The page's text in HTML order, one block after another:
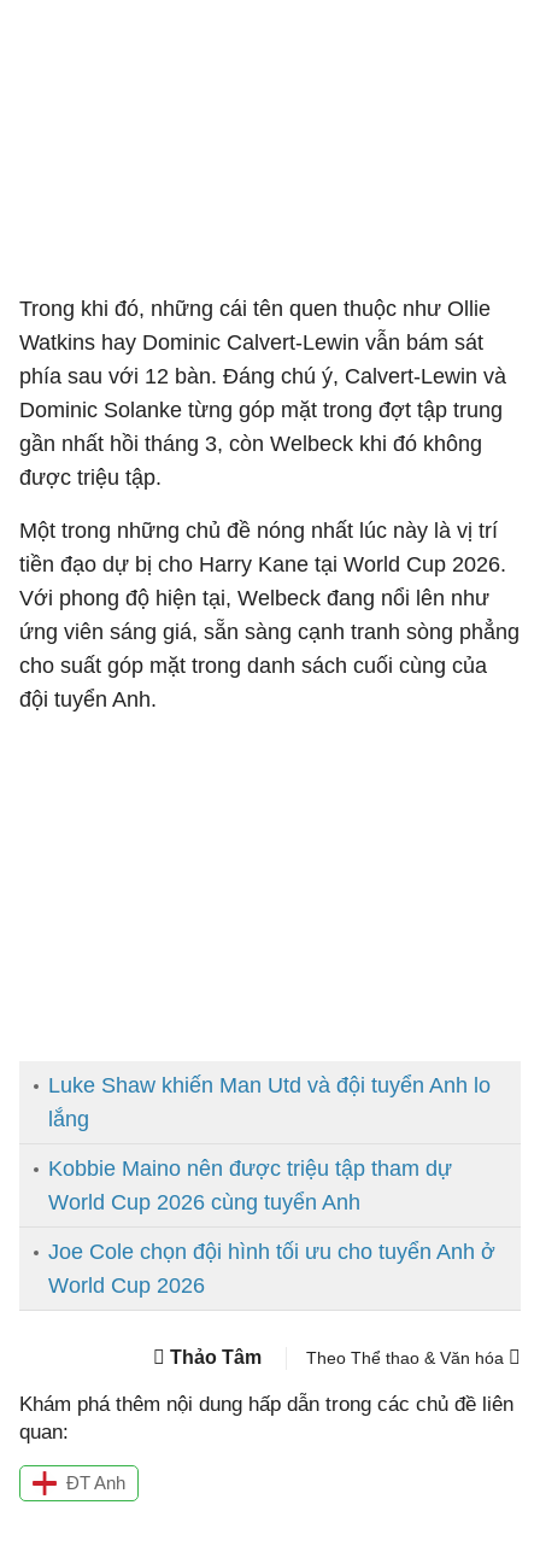
Trong khi đó, những cái tên quen thuộc như Ollie
Watkins hay Dominic Calvert-Lewin vẫn bám sát
phía sau với 12 bàn. Đáng chú ý, Calvert-Lewin và
Dominic Solanke từng góp mặt trong đợt tập trung
gần nhất hồi tháng 3, còn Welbeck khi đó không
được triệu tập.
Một trong những chủ đề nóng nhất lúc này là vị trí
tiền đạo dự bị cho Harry Kane tại World Cup 2026.
Với phong độ hiện tại, Welbeck đang nổi lên như
ứng viên sáng giá, sẵn sàng cạnh tranh sòng phẳng
cho suất góp mặt trong danh sách cuối cùng của
đội tuyển Anh.
Luke Shaw khiến Man Utd và đội tuyển Anh lo
lắng
Kobbie Maino nên được triệu tập tham dự
World Cup 2026 cùng tuyển Anh
Joe Cole chọn đội hình tối ưu cho tuyển Anh ở
World Cup 2026
Thảo Tâm Theo Thể thao & Văn hóa
Khám phá thêm nội dung hấp dẫn trong các chủ đề liên
quan:
ĐT Anh